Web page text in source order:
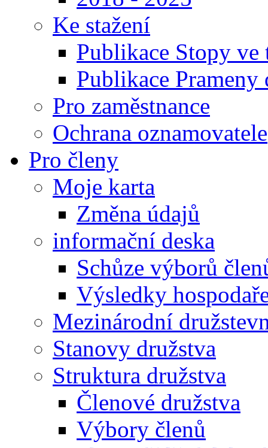
Ke stažení
Publikace Stopy ve
Publikace
Pro zaměstnance
Ochrana oznamovatele
Pro členy
Moje karta
Změna údajů
informační deska
Schůze výborů
Výsledky
Mezinárodní
Stanovy družstva
Struktura družstva
Členové družstva
Výbory členů